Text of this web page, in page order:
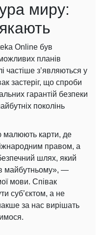
миру:
Online був
планів
частіше з’являються у
застеріг, що спроби
гарантій безпеки
поколінь
малюють карти, де
правом, а
шлях, який
в майбутньому», —
мови. Співак
суб’єктом, а не
за нас вирішать